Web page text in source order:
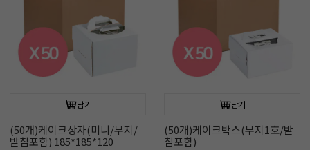
담기
(50개)케이크상자(미니/무지/
받침포함) 185*185*120
담기
(50개)케이크박스(무지1호/받
침포함)